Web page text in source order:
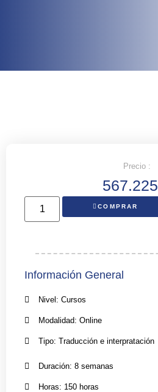
Precio :
567.225
COMPRAR
Información General
Nivel: Cursos
Modalidad: Online
Tipo: Traducción e interpratación
Duración: 8 semanas
Horas: 150 horas